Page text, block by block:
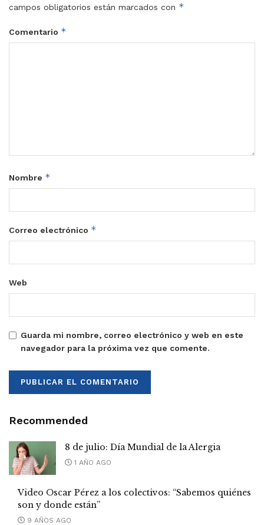
campos obligatorios están marcados con *
Comentario *
Nombre *
Correo electrónico *
Web
Guarda mi nombre, correo electrónico y web en este
navegador para la próxima vez que comente.
Recommended
8 de julio: Día Mundial de la Alergia
1 AÑO AGO
Video Oscar Pérez a los colectivos: “Sabemos quiénes
son y donde están”
9 AÑOS AGO